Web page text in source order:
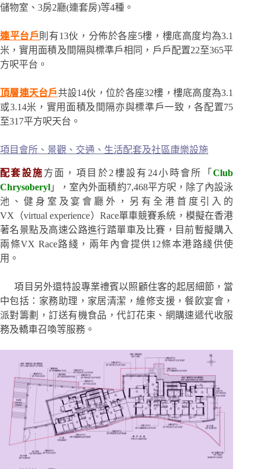
儲物室、3房2廳(連套房)等4種。
連平台戶則有13伙，分佈於各座5樓，樓底高度均為3.1
米，實用面積及間隔與標準戶相同，戶戶配置22至365平
方呎平台。
頂層連天台戶共設14伙，位於各座32樓，樓底高度為3.1
或3.14米，實用面積及間隔亦與標準戶一致，各配置75
至317平方呎天台。
項目會所、景觀、交通、生活配套及社區康樂設施
配套設施 方面，項目於2樓設有24小時會所「Club
Chrysoberyl 」，室內外面積約7,468平方呎，除了內設泳
池、健身室及宴會廳外，另有全港首度引入的
VX（virtual experience）Race單車競賽系統，模擬在香港
著名景點及高速公路進行踏單車及比賽，目前暫擬購入
兩條VX Race路綫，兩年內會提供12條本港路綫供使
用。
項目另外還特設專業禮賓以照顧住客的起居細節，當
中包括：家務助理，家居清潔，維修支援，餐飲宴會，
派對籌劃，訂送有機食品，代訂花束、網購速遞代收服
務及轎車召喚等服務。